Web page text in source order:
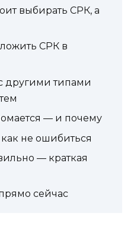
выбирать СРК, а
СРК в
другими типами
— и почему
не ошибиться
— краткая
сейчас